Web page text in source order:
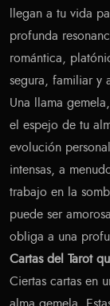
llegan a tu vida
profunda
romántica,
segura, familiar y
Una llama
el espejo de tu
evolución
intensas, a
trabajo en la
puede ser
obliga a una
Cartas del Tarot
Ciertas cartas en